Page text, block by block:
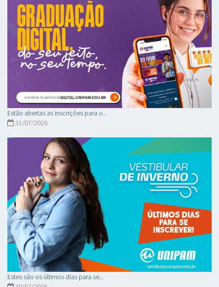
Estão abertas as inscrições para o...
31/07/2026
Estes são os últimos dias para se...